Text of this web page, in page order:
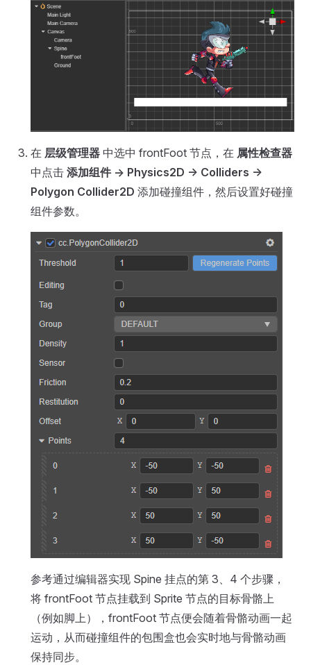
在 层级管理器 中选中 frontFoot 节点，在 属性检查器
中点击 添加组件 -> Physics2D -> Colliders ->
Polygon Collider2D 添加碰撞组件，然后设置好碰撞
组件参数。
参考通过编辑器实现 Spine 挂点的第 3、4 个步骤，
将 frontFoot 节点挂载到 Sprite 节点的目标骨骼上
（例如脚上），frontFoot 节点便会随着骨骼动画一起
运动，从而碰撞组件的包围盒也会实时地与骨骼动画
保持同步。